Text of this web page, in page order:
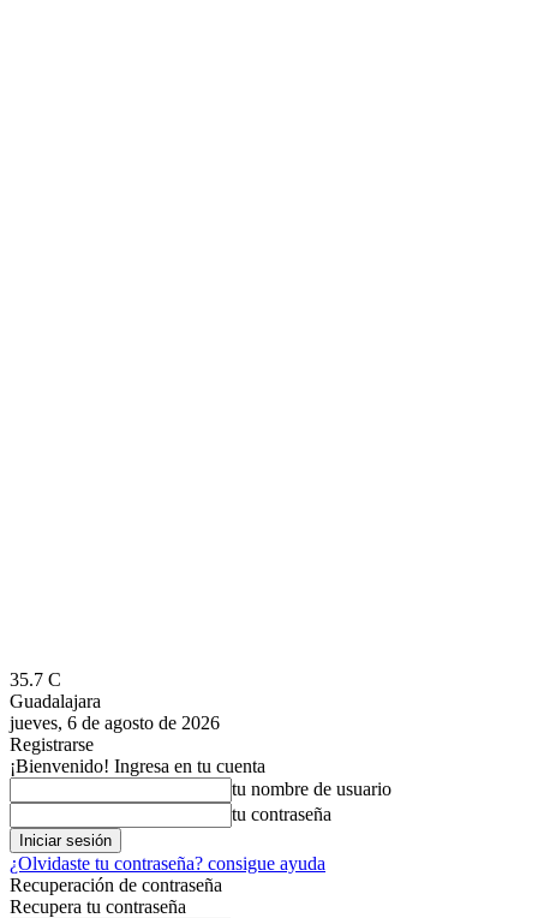
35.7 C
Guadalajara
jueves, 6 de agosto de 2026
Registrarse
¡Bienvenido! Ingresa en tu cuenta
tu nombre de usuario
tu contraseña
¿Olvidaste tu contraseña? consigue ayuda
Recuperación de contraseña
Recupera tu contraseña